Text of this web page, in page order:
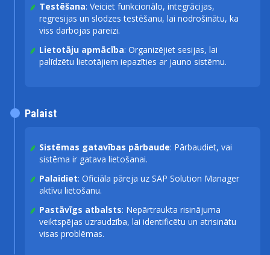
Testēšana: Veiciet funkcionālo, integrācijas,
regresijas un slodzes testēšanu, lai nodrošinātu, ka
viss darbojas pareizi.
Lietotāju apmācība: Organizējiet sesijas, lai
palīdzētu lietotājiem iepazīties ar jauno sistēmu.
Sistēmas gatavības pārbaude: Pārbaudiet, vai
sistēma ir gatava lietošanai.
Palaidiet: Oficiāla pāreja uz SAP Solution Manager
aktīvu lietošanu.
Pastāvīgs atbalsts: Nepārtraukta risinājuma
veiktspējas uzraudzība, lai identificētu un atrisinātu
visas problēmas.
Palaist